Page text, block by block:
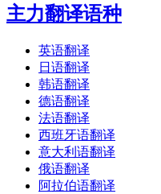
主力翻译语种
英语翻译
日语翻译
韩语翻译
德语翻译
法语翻译
西班牙语翻译
意大利语翻译
俄语翻译
阿拉伯语翻译